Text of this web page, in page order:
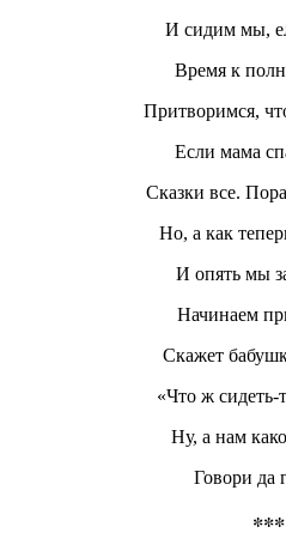
И сидим мы,
Время к
Притворимся,
Если мама
Сказки все.
Но, а как
И опять мы
Начинаем
Скажет
«Что ж сидеть-
Ну, а нам
Говори да
***